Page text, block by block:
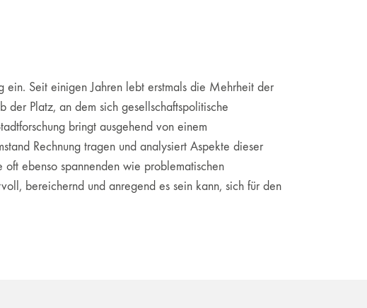
ein. Seit einigen Jahren lebt erstmals die Mehrheit der
der Platz, an dem sich gesellschaftspolitische
bringt ausgehend von einem
Rechnung tragen und analysiert Aspekte dieser
ebenso spannenden wie problematischen
bereichernd und anregend es sein kann, sich für den